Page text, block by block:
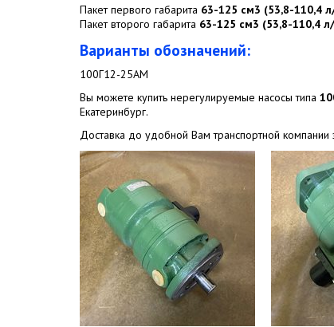
Пакет первого габарита 63-125 см3 (53,8-110,4
Пакет второго габарита 63-125 см3 (53,8-110,4
Варианты обозначений:
100Г12-25АМ
Вы можете купить нерегулируемые насосы типа
Екатеринбург.
Доставка до удобной Вам транспортной компании